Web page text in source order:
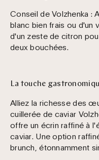
Conseil de Volzhenka :
blanc bien frais ou d'un
d'un zeste de citron
deux bouchées.
La touche
Alliez la richesse des
cuillerée de caviar
offre un écrin raffiné à
caviar. Une option
brunch, étonnamment